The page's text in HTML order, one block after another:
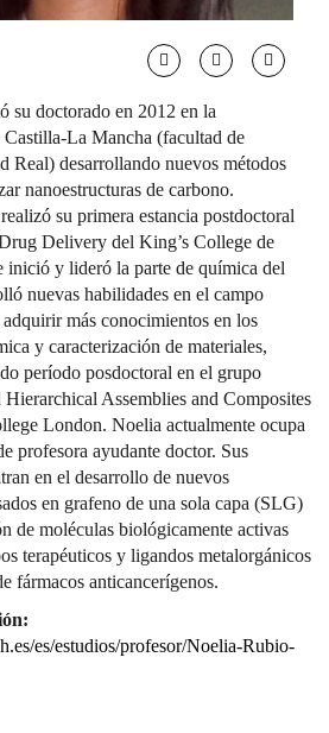
su doctorado en 2012 en la
La Mancha (facultad de
Real) desarrollando nuevos métodos
nanoestructuras de carbono.
su primera estancia postdoctoral
Delivery del King’s College de
inició y lideró la parte de química del
nuevas habilidades en el campo
más conocimientos en los
y caracterización de materiales,
período posdoctoral en el grupo
Assemblies and Composites
London. Noelia actualmente ocupa
profesora ayudante doctor. Sus
en el desarrollo de nuevos
en grafeno de una sola capa (SLG)
de moléculas biológicamente activas
terapéuticos y ligandos metalorgánicos
fármacos anticancerígenos.
es/estudios/profesor/Noelia-Rubio-